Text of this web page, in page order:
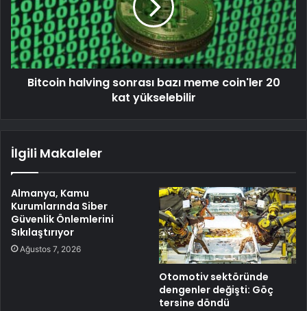
Bitcoin halving sonrası bazı meme coin'ler 20
kat yükselebilir
İlgili Makaleler
Almanya, Kamu
Kurumlarında Siber
Güvenlik Önlemlerini
Sıkılaştırıyor
Ağustos 7, 2026
Otomotiv sektöründe
dengenler değişti: Göç
tersine döndü